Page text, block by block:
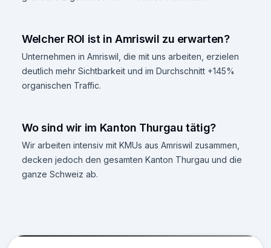
Welcher ROI ist in Amriswil zu erwarten?
Unternehmen in Amriswil, die mit uns arbeiten, erzielen
deutlich mehr Sichtbarkeit und im Durchschnitt +145%
organischen Traffic.
Wo sind wir im Kanton Thurgau tätig?
Wir arbeiten intensiv mit KMUs aus Amriswil zusammen,
decken jedoch den gesamten Kanton Thurgau und die
ganze Schweiz ab.